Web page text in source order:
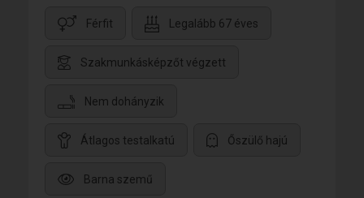
Férfit Legalább 67 éves
Szakmunkásképzőt végzett
Nem dohányzik
Átlagos testalkatú Őszülő hajú
Barna szemű